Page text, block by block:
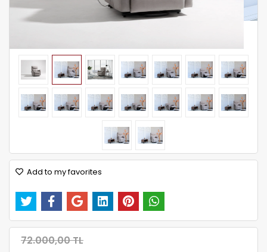
72.000,00 TL
59.000,00 TL